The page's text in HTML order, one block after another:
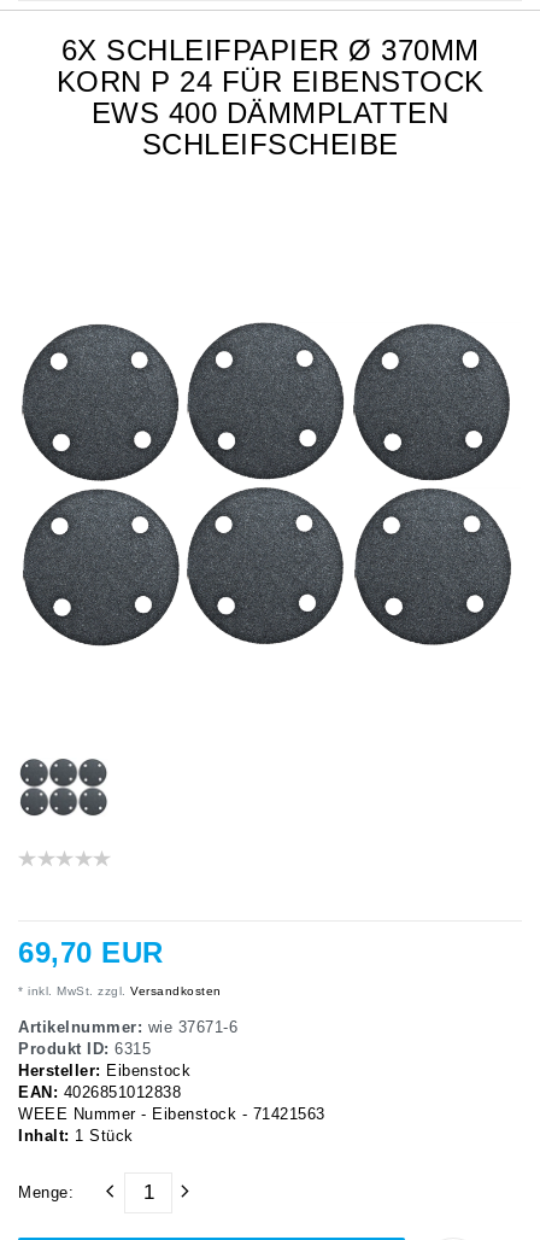
6X SCHLEIFPAPIER Ø 370MM
KORN P 24 FÜR EIBENSTOCK
EWS 400 DÄMMPLATTEN
SCHLEIFSCHEIBE
69,70 EUR
* inkl. MwSt. zzgl. Versandkosten
Artikelnummer: wie 37671-6
Produkt ID: 6315
Hersteller: Eibenstock
EAN: 4026851012838
WEEE Nummer - Eibenstock - 71421563
Inhalt: 1 Stück
Menge: